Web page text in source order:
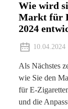
Wie wird
Markt für
2024
10.04.2024
Als Nächstes
wie Sie den
für E-
und die